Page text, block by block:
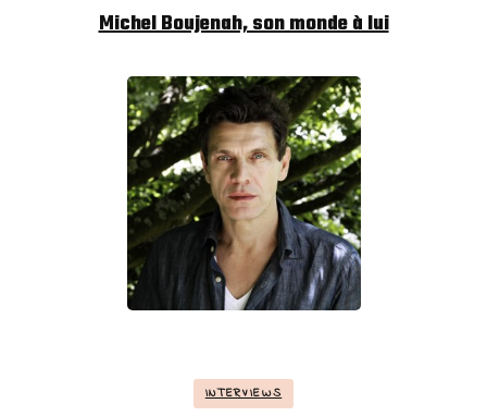
Michel Boujenah, son monde à lui
INTERVIEWS